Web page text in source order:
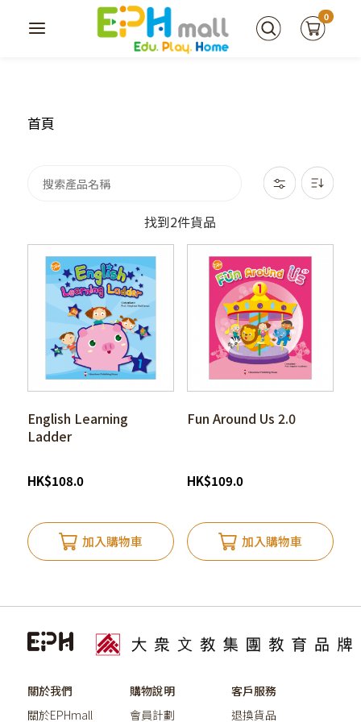
0
首頁
找到2件貨品
English Learning
Ladder
HK$108.0
加入購物車
Fun Around Us 2.0
HK$109.0
加入購物車
關於我們
關於EPHmall
購物說明
會員計劃
客戶服務
退換貨品